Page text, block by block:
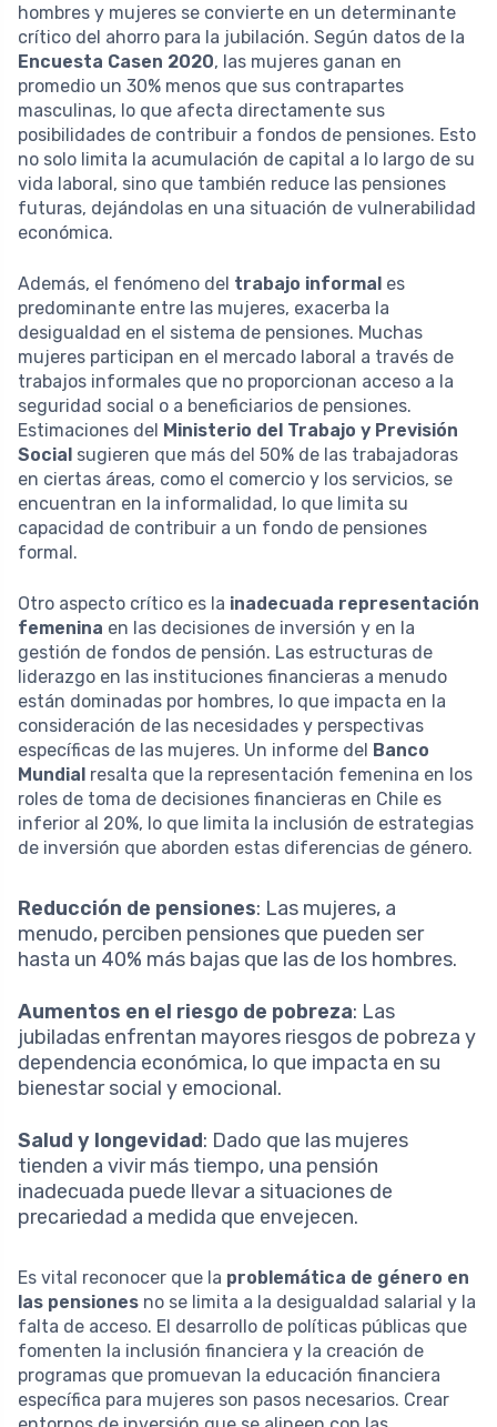
hombres y mujeres se convierte en un determinante
crítico del ahorro para la jubilación. Según datos de la
Encuesta Casen 2020, las mujeres ganan en
promedio un 30% menos que sus contrapartes
masculinas, lo que afecta directamente sus
posibilidades de contribuir a fondos de pensiones. Esto
no solo limita la acumulación de capital a lo largo de su
vida laboral, sino que también reduce las pensiones
futuras, dejándolas en una situación de vulnerabilidad
económica.
Además, el fenómeno del trabajo informal es
predominante entre las mujeres, exacerba la
desigualdad en el sistema de pensiones. Muchas
mujeres participan en el mercado laboral a través de
trabajos informales que no proporcionan acceso a la
seguridad social o a beneficiarios de pensiones.
Estimaciones del Ministerio del Trabajo y Previsión
Social sugieren que más del 50% de las trabajadoras
en ciertas áreas, como el comercio y los servicios, se
encuentran en la informalidad, lo que limita su
capacidad de contribuir a un fondo de pensiones
formal.
Otro aspecto crítico es la inadecuada representación
femenina en las decisiones de inversión y en la
gestión de fondos de pensión. Las estructuras de
liderazgo en las instituciones financieras a menudo
están dominadas por hombres, lo que impacta en la
consideración de las necesidades y perspectivas
específicas de las mujeres. Un informe del Banco
Mundial resalta que la representación femenina en los
roles de toma de decisiones financieras en Chile es
inferior al 20%, lo que limita la inclusión de estrategias
de inversión que aborden estas diferencias de género.
Reducción de pensiones: Las mujeres, a
menudo, perciben pensiones que pueden ser
hasta un 40% más bajas que las de los hombres.
Aumentos en el riesgo de pobreza: Las
jubiladas enfrentan mayores riesgos de pobreza y
dependencia económica, lo que impacta en su
bienestar social y emocional.
Salud y longevidad: Dado que las mujeres
tienden a vivir más tiempo, una pensión
inadecuada puede llevar a situaciones de
precariedad a medida que envejecen.
Es vital reconocer que la problemática de género en
las pensiones no se limita a la desigualdad salarial y la
falta de acceso. El desarrollo de políticas públicas que
fomenten la inclusión financiera y la creación de
programas que promuevan la educación financiera
específica para mujeres son pasos necesarios. Crear